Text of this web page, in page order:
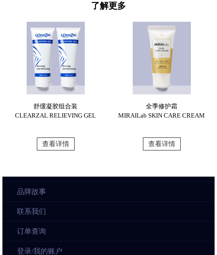
了解更多
舒缓凝胶组合装
CLEARZAL RELIEVING GEL
查看详情
全季修护霜
MIRAILab SKIN CARE CREAM
查看详情
品牌故事
联系我们
订单查询
登录/我的账户